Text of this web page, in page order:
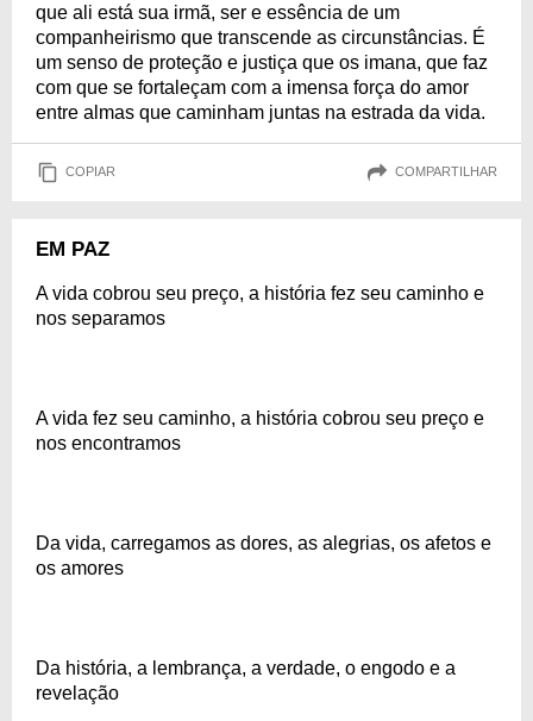
que ali está sua irmã, ser e essência de um
companheirismo que transcende as circunstâncias. É
um senso de proteção e justiça que os imana, que faz
com que se fortaleçam com a imensa força do amor
entre almas que caminham juntas na estrada da vida.
COPIAR COMPARTILHAR
EM PAZ
A vida cobrou seu preço, a história fez seu caminho e
nos separamos
A vida fez seu caminho, a história cobrou seu preço e
nos encontramos
Da vida, carregamos as dores, as alegrias, os afetos e
os amores
Da história, a lembrança, a verdade, o engodo e a
revelação